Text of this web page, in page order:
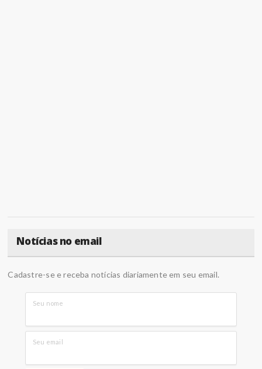
Notícias no email
Cadastre-se e receba notícias diariamente em seu email.
Seu nome
Seu email